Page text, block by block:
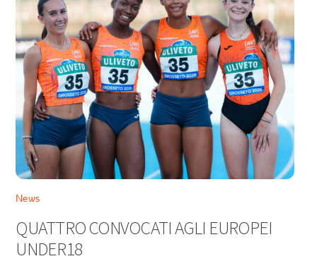
News
QUATTRO CONVOCATI AGLI EUROPEI
UNDER18